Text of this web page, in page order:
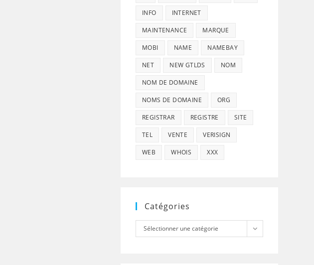
INFO INTERNET
MAINTENANCE MARQUE
MOBI NAME NAMEBAY
NET NEW GTLDS NOM
NOM DE DOMAINE
NOMS DE DOMAINE ORG
REGISTRAR REGISTRE SITE
TEL VENTE VERISIGN
WEB WHOIS XXX
Catégories
Catégories
Sélectionner une catégorie